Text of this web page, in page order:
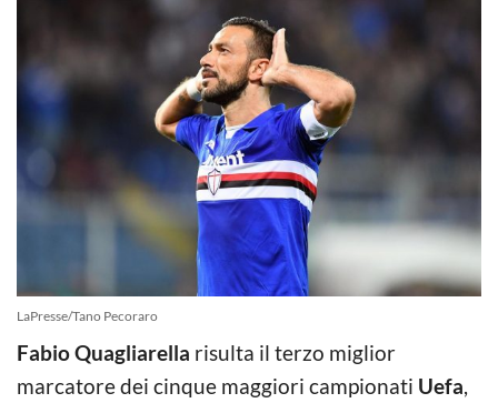
LaPresse/Tano Pecoraro
Fabio Quagliarella risulta il terzo miglior
marcatore dei cinque maggiori campionati Uefa,